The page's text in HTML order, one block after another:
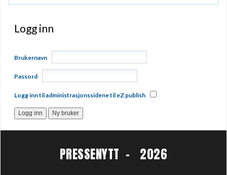
Logg inn
Brukernavn
Passord
Logg inn til administrasjonssidene til eZ publish
PRESSENYTT - 2026